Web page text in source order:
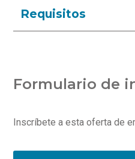
Requisitos
Formulario de
Inscríbete a esta oferta de